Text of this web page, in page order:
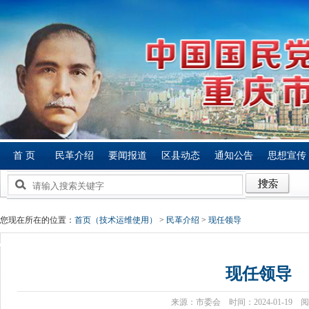
首 页 民革介绍 要闻报道 区县动态 通知公告 思想宣传
您现在所在的位置： 首页（技术运维使用） > 民革介绍 > 现任领导
现任领导
来源：市委会 时间：2024-01-19